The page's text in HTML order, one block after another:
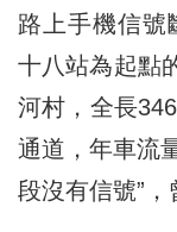
路上手機信號
十八站為起點
河村，全長
通道，年車流
段沒有信號”，